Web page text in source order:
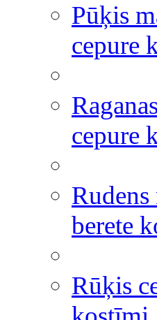
Pūķis
cepure
cepure
Rudens
berete
Rūķis